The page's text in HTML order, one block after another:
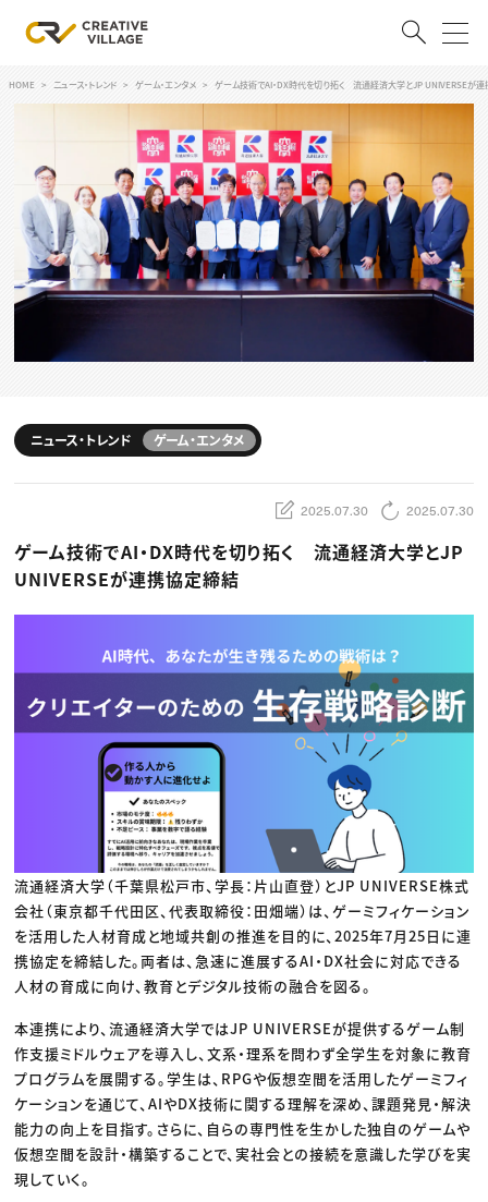
ACCOUNT
ログイン 会員登録
RECRUIT
クリエイター求人を探す
CREATIVE JOB求人検索
採用説明会
転職支援サービス
CONTENTS
スキルアップしたい！ トップ
デザイン
動画配信・映像制作
ディレクション
業界解説・キャリア事情
お役立ち基礎知識
TOP Creator’s コラム
ゲームクリエイター
映像クリエイター
マーケッター
C＆R Magazine
ニュース・トレンド
ゲーム・エンタメ
広告
出版
CREATIVE VILLAGEからのお知らせ
プロフェッショナル×つながる×メディア
HOME ニュース・トレンド ゲーム・エンタメ ゲーム技術でAI・DX時代を切り拓く 流通経済大学とJP UNIVERSEが
ニュース・トレンド ゲーム・エンタメ
2025.07.30 2025.07.30
ゲーム技術でAI・DX時代を切り拓く 流通経済大学とJP
UNIVERSEが連携協定締結
流通経済大学（千葉県松戸市、学長：片山直登）とJP UNIVERSE株式
会社（東京都千代田区、代表取締役：田畑端）は、ゲーミフィケーション
を活用した人材育成と地域共創の推進を目的に、2025年7月25日に連
携協定を締結した。両者は、急速に進展するAI・DX社会に対応できる
人材の育成に向け、教育とデジタル技術の融合を図る。
本連携により、流通経済大学ではJP UNIVERSEが提供するゲーム制
作支援ミドルウェアを導入し、文系・理系を問わず全学生を対象に教育
プログラムを展開する。学生は、RPGや仮想空間を活用したゲーミフィ
ケーションを通じて、AIやDX技術に関する理解を深め、課題発見・解決
能力の向上を目指す。さらに、自らの専門性を生かした独自のゲームや
仮想空間を設計・構築することで、実社会との接続を意識した学びを実
現していく。